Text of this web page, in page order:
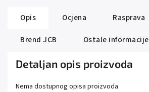
Opis Ocjena
Rasprava
Brend JCB Ostale informacije
Detaljan opis proizvoda
Nema dostupnog opisa proizvoda